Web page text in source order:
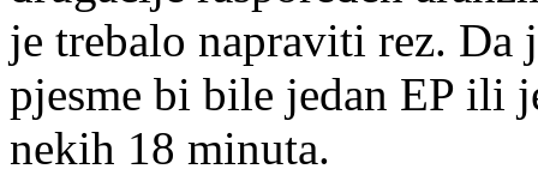
je trebalo napraviti rez.
pjesme bi bile jedan EP ili
nekih 18 minuta.